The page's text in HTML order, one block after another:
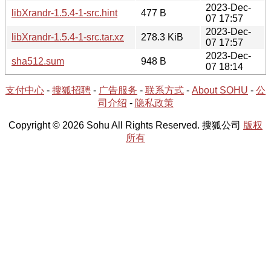
libXrandr-1.5.4-1-src.hint
477 B
2023-Dec-
07 17:57
libXrandr-1.5.4-1-src.tar.xz
278.3 KiB
2023-Dec-
07 17:57
sha512.sum
948 B
2023-Dec-
07 18:14
支付中心 - 搜狐招聘 - 广告服务 - 联系方式 - About SOHU - 公
司介绍 - 隐私政策
Copyright © 2026 Sohu All Rights Reserved. 搜狐公司 版权
所有